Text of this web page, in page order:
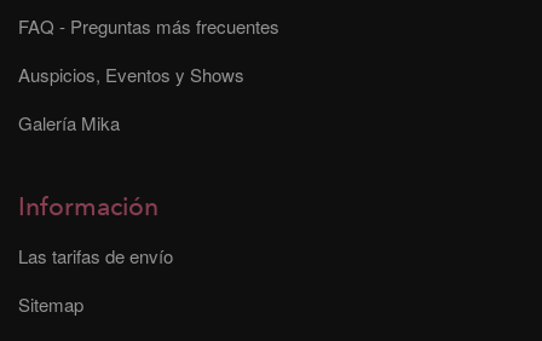
FAQ - Preguntas más frecuentes
Auspicios, Eventos y Shows
Galería Mika
Información
Las tarifas de envío
Sitemap